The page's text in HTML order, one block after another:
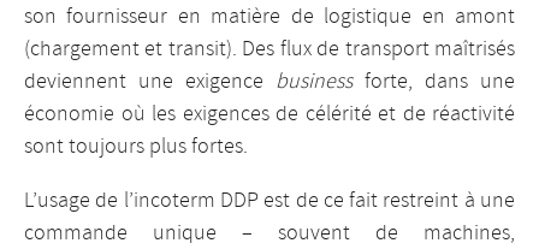
son fournisseur en matière de logistique en amont
(chargement et transit). Des flux de transport maîtrisés
deviennent une exigence businessforte, dans une
économie où les exigences de célérité et de réactivité
sont toujours plus fortes.
L’usage de l’incoterm DDP est de ce fait restreint à une
commande unique – souvent de machines,